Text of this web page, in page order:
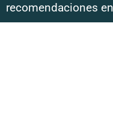
recomendaciones